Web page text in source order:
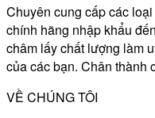
Chuyên cung cấp các
chính hãng nhập khẩu
châm lấy chất lượng làm
của các bạn. Chân thành
VỀ CHÚNG TÔI